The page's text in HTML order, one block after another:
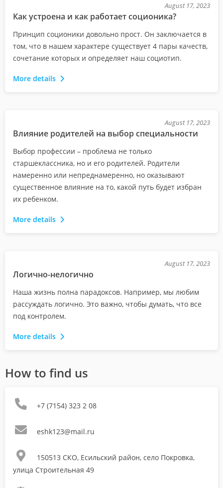
August 17, 2023
Как устроена и как работает соционика?
Принцип соционики довольно прост. Он заключается в
том, что в нашем характере существует 4 пары качеств,
сочетание которых и определяет наш социотип.
More details
August 17, 2023
Влияние родителей на выбор специальности
Выбор профессии – проблема не только
старшеклассника, но и его родителей. Родители
намеренно или непреднамеренно, но оказывают
существенное влияние на то, какой путь будет избран
их ребенком.
More details
August 17, 2023
Логично-нелогично
Наша жизнь полна парадоксов. Например, мы любим
рассуждать логично. Это важно, чтобы думать, что все
под контролем.
More details
How to find us
+7 (7154) 323 2 08
eshk123@mail.ru
150513 СКО, Есильский район, село Покровка,
улица Строительная 49